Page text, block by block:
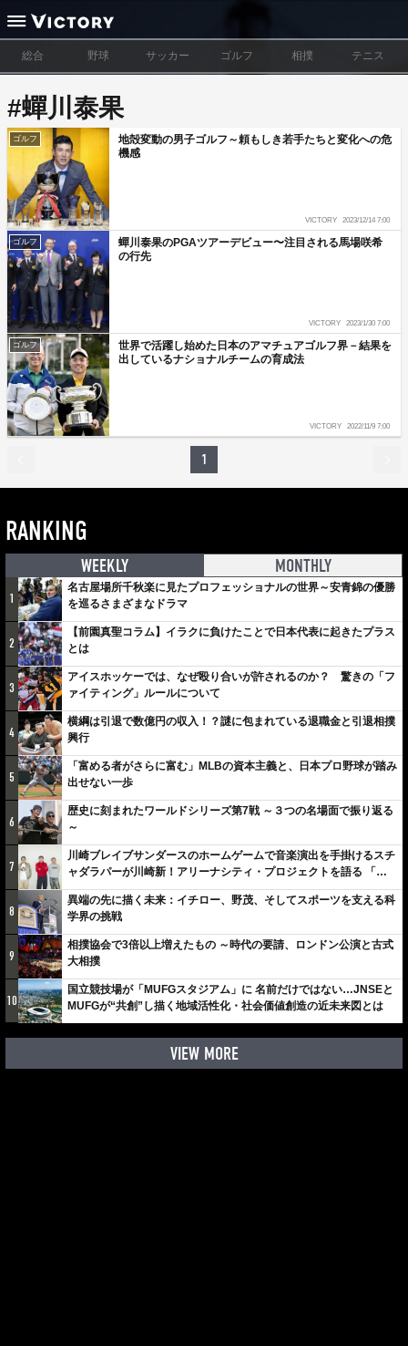
総合 野球 サッカー ゴルフ 相撲 テニス
#蟬川泰果
ゴルフ
地殻変動の男子ゴルフ～頼もしき若手たちと変化への危
機感
VICTORY 2023/12/14 7:00
ゴルフ
蟬川泰果のPGAツアーデビュー〜注目される馬場咲希
の行先
VICTORY 2023/1/30 7:00
ゴルフ
世界で活躍し始めた日本のアマチュアゴルフ界－結果を
出しているナショナルチームの育成法
VICTORY 2022/11/9 7:00
1
RANKING
WEEKLY MONTHLY
1
名古屋場所千秋楽に見たプロフェッショナルの世界～安青錦の優勝
を巡るさまざまなドラマ
2
【前園真聖コラム】イラクに負けたことで日本代表に起きたプラス
とは
3
アイスホッケーでは、なぜ殴り合いが許されるのか？ 驚きの「フ
ァイティング」ルールについて
4
横綱は引退で数億円の収入！？謎に包まれている退職金と引退相撲
興行
5
「富める者がさらに富む」MLBの資本主義と、日本プロ野球が踏み
出せない一歩
6
歴史に刻まれたワールドシリーズ第7戦 ～３つの名場面で振り返る
～
7
川崎ブレイブサンダースのホームゲームで音楽演出を手掛けるスチ
ャダラパーが川崎新！アリーナシティ・プロジェクトを語る 「楽
しみでしかないでしょ。川崎は、ずっと成長曲線だから」
8
異端の先に描く未来：イチロー、野茂、そしてスポーツを支える科
学界の挑戦
9
相撲協会で3倍以上増えたもの ～時代の要請、ロンドン公演と古式
大相撲
10
国立競技場が「MUFGスタジアム」に 名前だけではない…JNSEと
MUFGが“共創”し描く地域活性化・社会価値創造の近未来図とは
VIEW MORE